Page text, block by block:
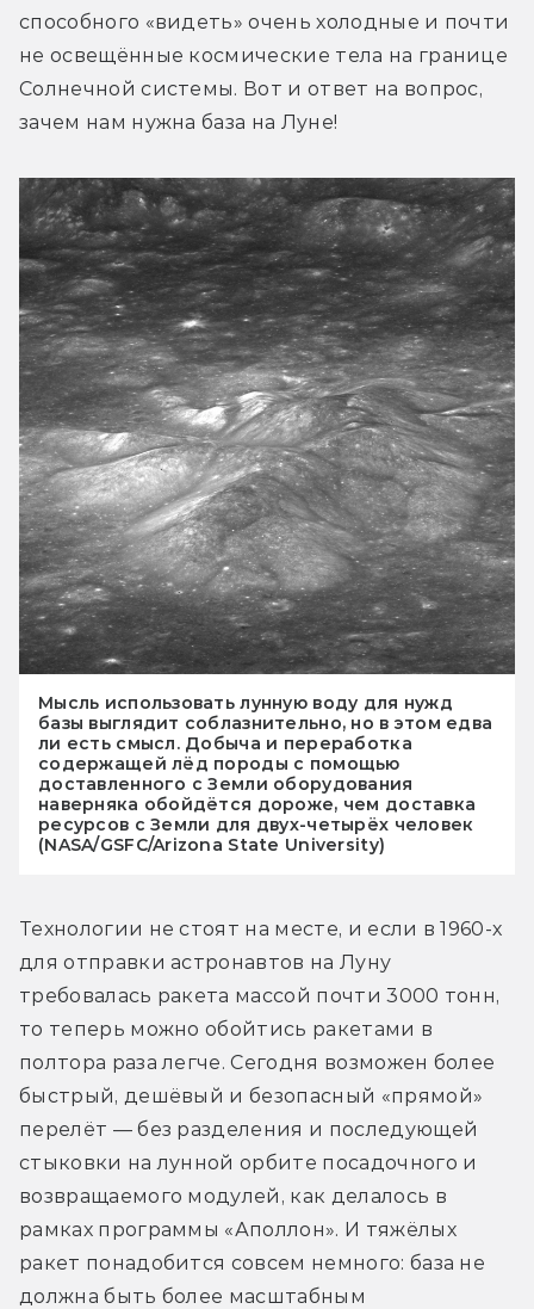
способного «видеть» очень холодные и почти
не освещённые космические тела на границе
Солнечной системы. Вот и ответ на вопрос,
зачем нам нужна база на Луне!
Мысль использовать лунную воду для нужд
базы выглядит соблазнительно, но в этом едва
ли есть смысл. Добыча и переработка
содержащей лёд породы с помощью
доставленного с Земли оборудования
наверняка обойдётся дороже, чем доставка
ресурсов с Земли для двух-четырёх человек
(NASA/GSFC/Arizona State University)
Технологии не стоят на месте, и если в 1960-х
для отправки астронавтов на Луну
требовалась ракета массой почти 3000 тонн,
то теперь можно обойтись ракетами в
полтора раза легче. Сегодня возможен более
быстрый, дешёвый и безопасный «прямой»
перелёт — без разделения и последующей
стыковки на лунной орбите посадочного и
возвращаемого модулей, как делалось в
рамках программы «Аполлон». И тяжёлых
ракет понадобится совсем немного: база не
должна быть более масштабным